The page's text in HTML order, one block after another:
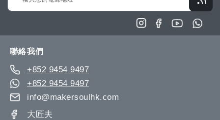
Up
聯絡我們
+852 9454 9497
+852 9454 9497
info@makersoulhk.com
大匠夫